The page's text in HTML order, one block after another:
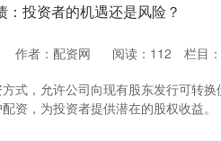
：投资者的机遇还是风险？
作者：配资网 阅读： 112 栏目：
式，允许公司向现有股东发行可转
资，为投资者提供潜在的股权收益